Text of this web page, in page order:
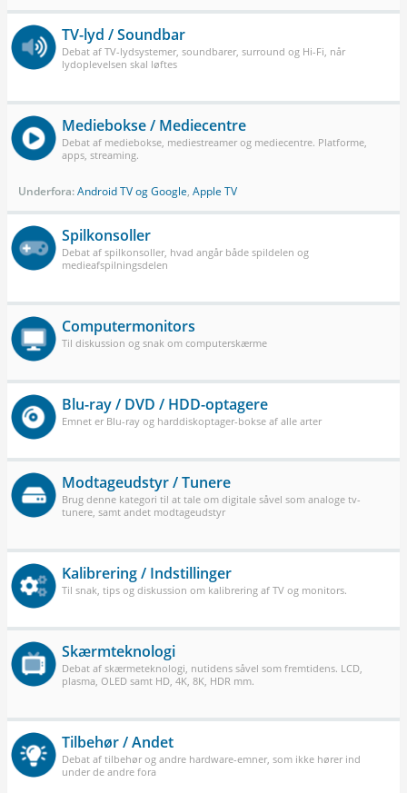
TV-lyd / Soundbar
Debat af TV-lydsystemer, soundbarer, surround og Hi-Fi, når
lydoplevelsen skal løftes
Mediebokse / Mediecentre
Debat af mediebokse, mediestreamer og mediecentre. Platforme,
apps, streaming.
Underfora:Android TV og Google, Apple TV
Spilkonsoller
Debat af spilkonsoller, hvad angår både spildelen og
medieafspilningsdelen
Computermonitors
Til diskussion og snak om computerskærme
Blu-ray / DVD / HDD-optagere
Emnet er Blu-ray og harddiskoptager-bokse af alle arter
Modtageudstyr / Tunere
Brug denne kategori til at tale om digitale såvel som analoge tv-
tunere, samt andet modtageudstyr
Kalibrering / Indstillinger
Til snak, tips og diskussion om kalibrering af TV og monitors.
Skærmteknologi
Debat af skærmeteknologi, nutidens såvel som fremtidens. LCD,
plasma, OLED samt HD, 4K, 8K, HDR mm.
Tilbehør / Andet
Debat af tilbehør og andre hardware-emner, som ikke hører ind
under de andre fora